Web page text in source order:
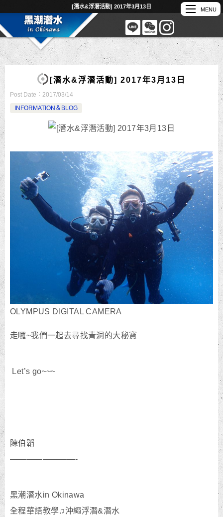
[潛水&浮潛活動] 2017年3月13日
[潛水&浮潛活動] 2017年3月13日
Post Date： 2017/03/14
INFORMATION＆BLOG
OLYMPUS DIGITAL CAMERA
走囉~我們一起去尋找青洞的大秘寶
Let’s go~~~
陳伯韜
————————-
黑潮潛水in Okinawa
全程華語教學♫沖繩浮潛&潛水